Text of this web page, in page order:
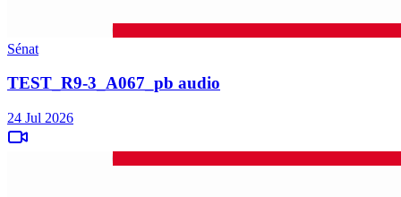
Sénat
TEST_R9-3_A067_pb audio
24 Jul 2026